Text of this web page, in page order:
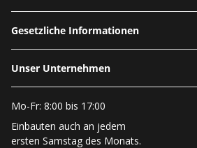
Gesetzliche Informationen
Unser Unternehmen
Mo-Fr: 8:00 bis 17:00
Einbauten auch an jedem
ersten Samstag des Monats.